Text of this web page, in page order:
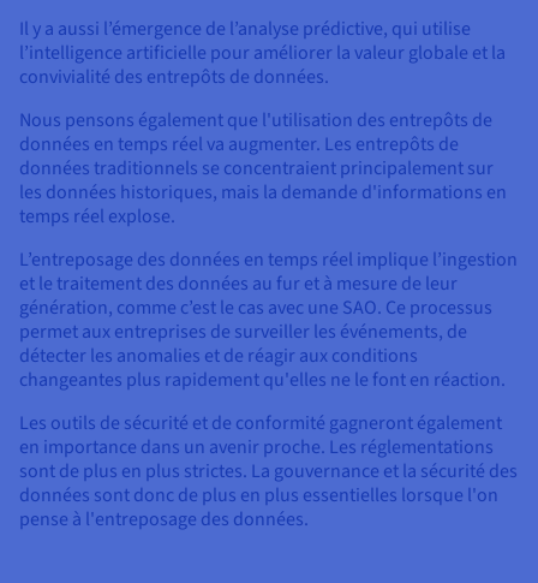
Il y a aussi l’émergence de l’analyse prédictive, qui utilise
l’intelligence artificielle pour améliorer la valeur globale et la
convivialité des entrepôts de données.
Nous pensons également que l'utilisation des entrepôts de
données en temps réel va augmenter. Les entrepôts de
données traditionnels se concentraient principalement sur
les données historiques, mais la demande d'informations en
temps réel explose.
L’entreposage des données en temps réel implique l’ingestion
et le traitement des données au fur et à mesure de leur
génération, comme c’est le cas avec une SAO. Ce processus
permet aux entreprises de surveiller les événements, de
détecter les anomalies et de réagir aux conditions
changeantes plus rapidement qu'elles ne le font en réaction.
Les outils de sécurité et de conformité gagneront également
en importance dans un avenir proche. Les réglementations
sont de plus en plus strictes. La gouvernance et la sécurité des
données sont donc de plus en plus essentielles lorsque l'on
pense à l'entreposage des données.